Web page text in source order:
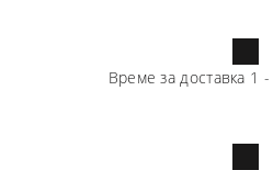
Време за доставка 1 -